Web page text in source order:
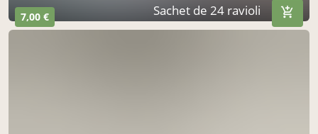
7,00 € Sachet de 24 ravioli